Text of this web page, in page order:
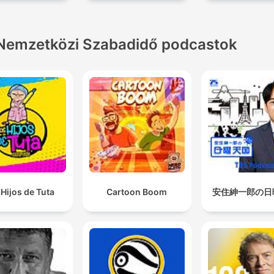
Szabadidő podcastok
de Tuta Cartoon Boom 安住紳一郎の